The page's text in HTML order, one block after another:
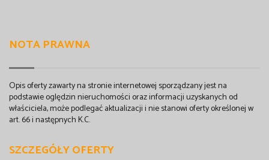
NOTA PRAWNA
Opis oferty zawarty na stronie internetowej sporządzany jest na
podstawie oględzin nieruchomości oraz informacji uzyskanych od
właściciela, może podlegać aktualizacji i nie stanowi oferty określonej w
art. 66 i następnych K.C.
SZCZEGÓŁY OFERTY